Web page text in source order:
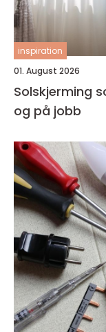
inspiration
01. August 2026
Solskjerming
og på jobb